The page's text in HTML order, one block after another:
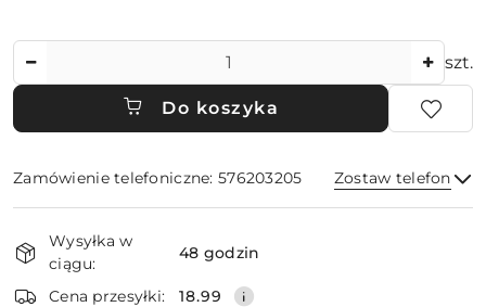
szt.
Do koszyka
Zamówienie telefoniczne: 576203205 Zostaw telefon
i
dostawa
Wysyłka w
ciągu:
48 godzin
Cena przesyłki: 18.99